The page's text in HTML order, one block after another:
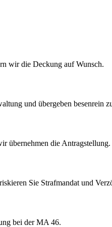
wir die Deckung auf Wunsch.
und übergeben besenrein
übernehmen die Antragstellung.
Sie Strafmandat und
bei der MA 46.